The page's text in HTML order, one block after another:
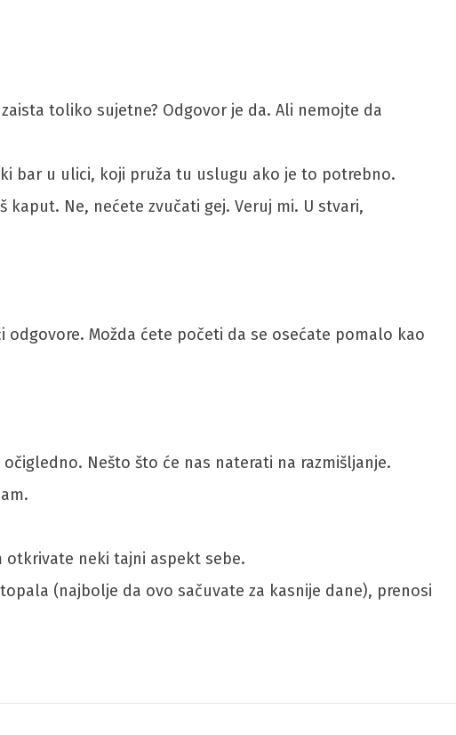
toliko sujetne? Odgovor je da. Ali nemojte da
bar u ulici, koji pruža tu uslugu ako je to potrebno.
Ne, nećete zvučati gej. Veruj mi. U stvari,
Možda ćete početi da se osećate pomalo kao
Nešto što će nas naterati na razmišljanje.
otkrivate neki tajni aspekt sebe.
(najbolje da ovo sačuvate za kasnije dane), prenosi